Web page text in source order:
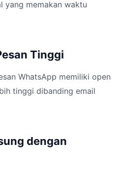
yang memakan waktu
Tinggi
WhatsApp memiliki open
tinggi dibanding email
dengan